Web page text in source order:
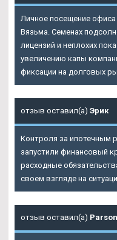
Личное посещение
Вязьма. Семенах
лицензий и неплохих
увеличению капы
фиксации на долговых
отзыв оставил(а) Эрик
Контроля за ипотечным
запустили финансовый
расходные
своем взгляде на
отзыв оставил(а) Parson